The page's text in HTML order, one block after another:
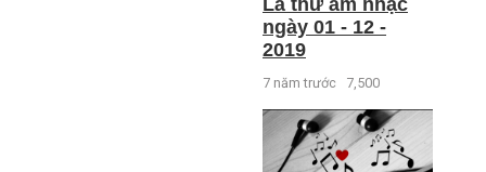
Lá thư âm nhạc
ngày 01 - 12 -
2019
7 năm trước 7,500